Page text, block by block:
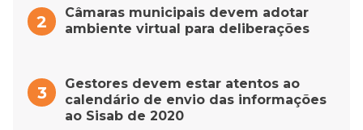
Câmaras municipais devem adotar
ambiente virtual para deliberações
Gestores devem estar atentos ao
calendário de envio das informações
ao Sisab de 2020